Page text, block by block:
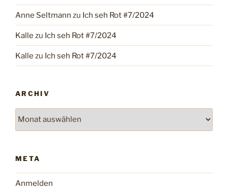
Anne Seltmann zu Ich seh Rot #7/2024
Kalle zu Ich seh Rot #7/2024
Kalle zu Ich seh Rot #7/2024
ARCHIV
Archiv
META
Anmelden